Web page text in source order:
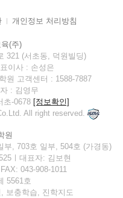
개인정보 처리방침
(주)
321 (서초동, 덕원빌딩)
이사 : 손성은
원 고객센터 : 1588-7887
: 김영무
초-0678 [정보확인]
All right reserved.
원
부, 703호 일부, 504호 (가경동)
ㅣ대표자: 김보현
043-908-1011
5561호
보충학습, 진학지도